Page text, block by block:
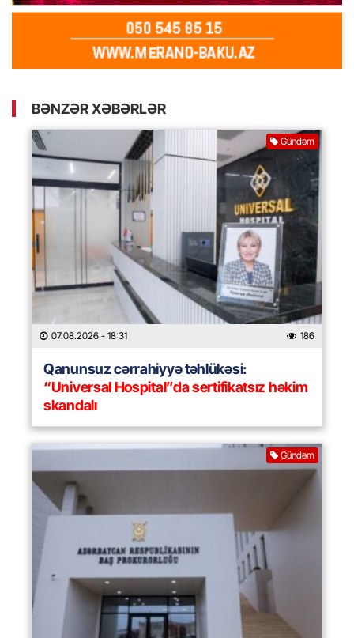
BƏNZƏR XƏBƏRLƏR
Gündəm
07.08.2026 - 18:31 186
Qanunsuz cərrahiyyə təhlükəsi:
“Universal Hospital”da sertifikatsız həkim
skandalı
Gündəm